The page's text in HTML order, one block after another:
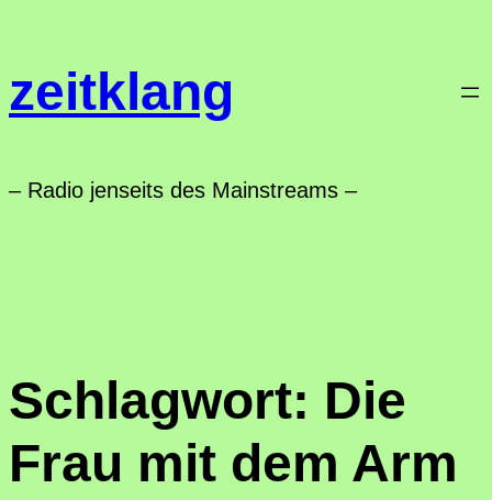
springen
zeitklang
– Radio jenseits des Mainstreams –
Schlagwort: Die
Frau mit dem Arm